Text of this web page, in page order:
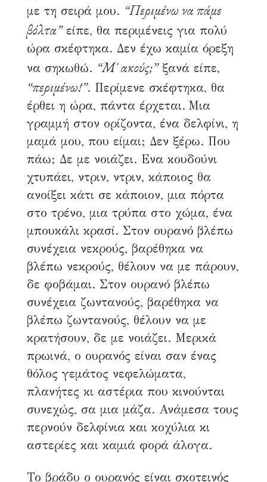
με τη σειρά μου. “Περιμένω να πάμε
βόλτα”είπε, θα περιμένεις για πολύ
ώρα σκέφτηκα. Δεν έχω καμία όρεξη
να σηκωθώ. “Μ΄ ακούς;”ξανά είπε,
“περιμένω!”. Περίμενε σκέφτηκα, θα
έρθει η ώρα, πάντα έρχεται. Μια
γραμμή στον ορίζοντα, ένα δελφίνι, η
μαμά μου, που είμαι; Δεν ξέρω. Που
πάω; Δε με νοιάζει. Ενα κουδούνι
χτυπάει, ντριν, ντριν, κάποιος θα
ανοίξει κάτι σε κάποιον, μια πόρτα
στο τρένο, μια τρύπα στο χώμα, ένα
μπουκάλι κρασί. Στον ουρανό βλέπω
συνέχεια νεκρούς, βαρέθηκα να
βλέπω νεκρούς, θέλουν να με πάρουν,
δε φοβάμαι. Στον ουρανό βλέπω
συνέχεια ζωντανούς, βαρέθηκα να
βλέπω ζωντανούς, θέλουν να με
κρατήσουν, δε με νοιάζει. Μερικά
πρωινά, ο ουρανός είναι σαν ένας
θόλος γεμάτος νεφελώματα,
πλανήτες κι αστέρια που κινούνται
συνεχώς, σα μια μάζα. Ανάμεσα τους
περνούν δελφίνια και κοχύλια κι
αστερίες και καμιά φορά άλογα.
Το βράδυ ο ουρανός είναι σκοτεινός